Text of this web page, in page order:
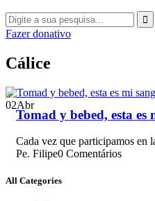
Fazer donativo
Cálice
02Abr
Tomad y bebed, esta es
Cada vez que participamos en
Pe. Filipe0 Comentários
All Categories